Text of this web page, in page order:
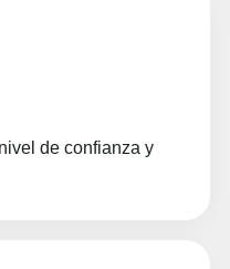
de confianza y